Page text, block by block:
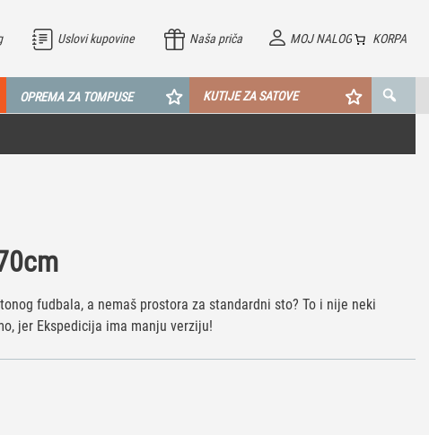
MOJ NALOG KORPA
Uslovi kupovine Naša priča
OPREMA ZA TOMPUSE KUTIJE ZA SATOVE
fudbala, a nemaš prostora za standardni sto? To i nije neki
jer Ekspedicija ima manju verziju!